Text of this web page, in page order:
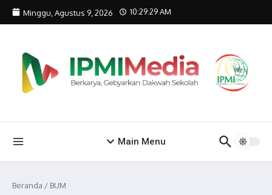
Lewati ke konten
Minggu, Agustus 9, 2026 10:29:29 AM
Main Menu
Beranda / BUM